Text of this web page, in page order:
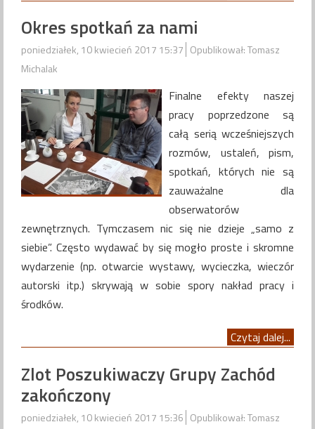
Okres spotkań za nami
poniedziałek, 10 kwiecień 2017 15:37 Opublikował: Tomasz
Michalak
Finalne efekty naszej
pracy poprzedzone są
całą serią wcześniejszych
rozmów, ustaleń, pism,
spotkań, których nie są
zauważalne dla
obserwatorów
zewnętrznych. Tymczasem nic się nie dzieje „samo z
siebie”. Często wydawać by się mogło proste i skromne
wydarzenie (np. otwarcie wystawy, wycieczka, wieczór
autorski itp.) skrywają w sobie spory nakład pracy i
środków.
Czytaj dalej...
Zlot Poszukiwaczy Grupy Zachód
zakończony
poniedziałek, 10 kwiecień 2017 15:36 Opublikował: Tomasz